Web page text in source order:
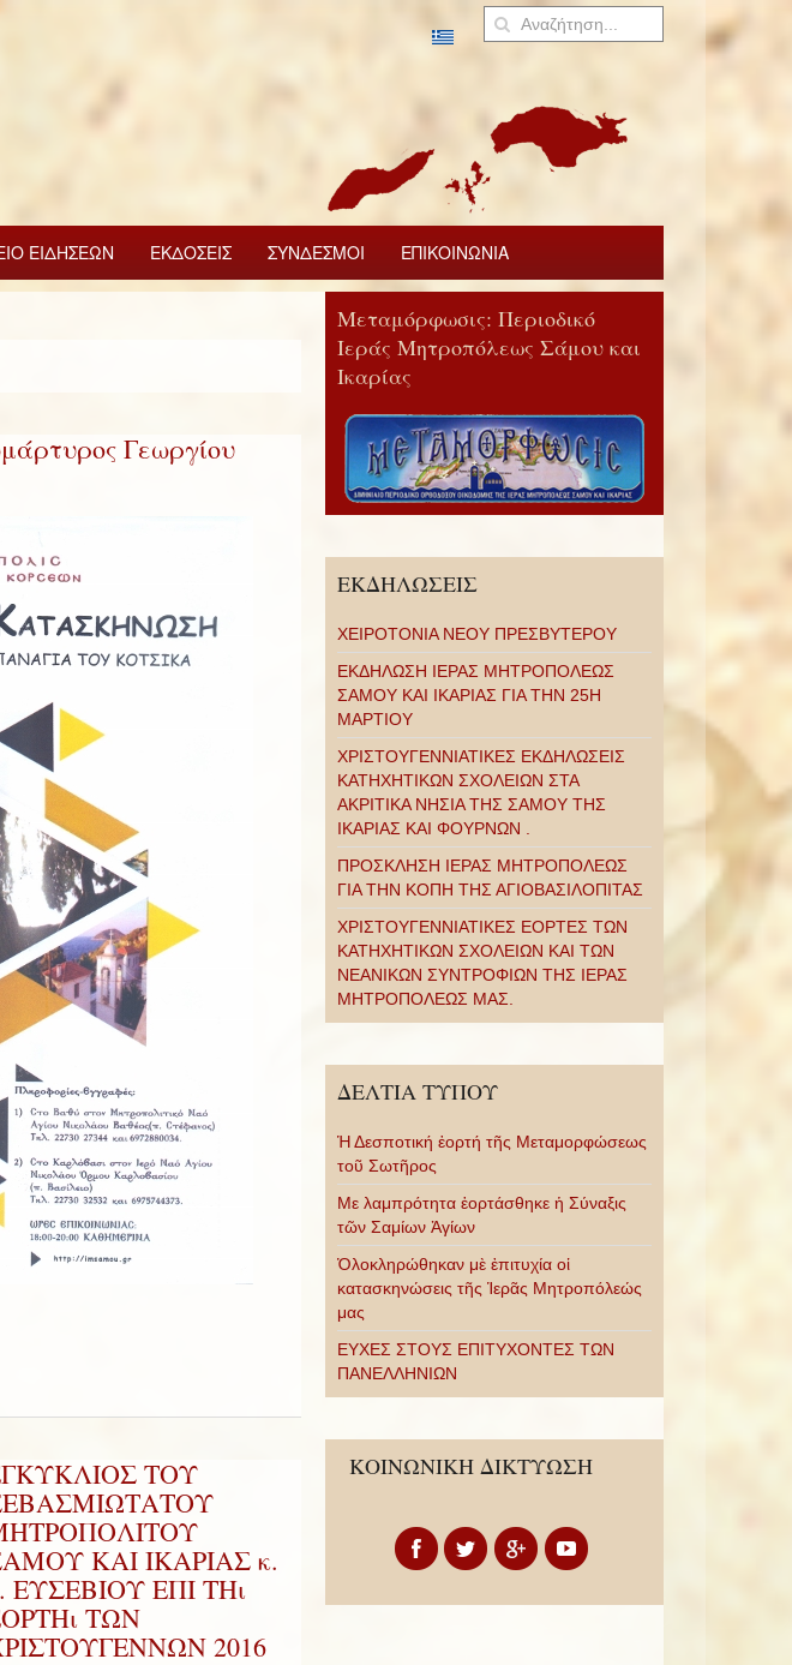
ΕΙΔΗΣΕΩΝ ΕΚΔΟΣΕΙΣ ΣΥΝΔΕΣΜΟΙ ΕΠΙΚΟΙΝΩΝΙΑ
Γεωργίου
ΤΟΥ
ΚΑΙ ΙΚΑΡΙΑΣ κ.
ΕΥΣΕΒΙΟΥ ΕΠΙ ΤΗι
ΤΩΝ
2016
Μεταμόρφωσις: Περιοδικό
Ιεράς Μητροπόλεως Σάμου και
Ικαρίας
ΕΚΔΗΛΩΣΕΙΣ
ΧΕΙΡΟΤΟΝΙΑ ΝΕΟΥ ΠΡΕΣΒΥΤΕΡΟΥ
ΕΚΔΗΛΩΣΗ ΙΕΡΑΣ ΜΗΤΡΟΠΟΛΕΩΣ
ΣΑΜΟΥ ΚΑΙ ΙΚΑΡΙΑΣ ΓΙΑ ΤΗΝ 25Η
ΜΑΡΤΙΟΥ
ΧΡΙΣΤΟΥΓΕΝΝΙΑΤΙΚΕΣ ΕΚΔΗΛΩΣΕΙΣ
ΚΑΤΗΧΗΤΙΚΩΝ ΣΧΟΛΕΙΩΝ ΣΤΑ
ΑΚΡΙΤΙΚΑ ΝΗΣΙΑ ΤΗΣ ΣΑΜΟΥ ΤΗΣ
ΙΚΑΡΙΑΣ ΚΑΙ ΦΟΥΡΝΩΝ .
ΠΡΟΣΚΛΗΣΗ ΙΕΡΑΣ ΜΗΤΡΟΠΟΛΕΩΣ
ΓΙΑ ΤΗΝ ΚΟΠΗ ΤΗΣ ΑΓΙΟΒΑΣΙΛΟΠΙΤΑΣ
ΧΡΙΣΤΟΥΓΕΝΝΙΑΤΙΚΕΣ ΕΟΡΤΕΣ ΤΩΝ
ΚΑΤΗΧΗΤΙΚΩΝ ΣΧΟΛΕΙΩΝ ΚΑΙ ΤΩΝ
ΝΕΑΝΙΚΩΝ ΣΥΝΤΡΟΦΙΩΝ ΤΗΣ ΙΕΡΑΣ
ΜΗΤΡΟΠΟΛΕΩΣ ΜΑΣ.
ΔΕΛΤΙΑ ΤΥΠΟΥ
Ἡ Δεσποτική ἑορτή τῆς Μεταμορφώσεως
τοῦ Σωτῆρος
Με λαμπρότητα ἑορτάσθηκε ἡ Σύναξις
τῶν Σαμίων Ἁγίων
Ὁλοκληρώθηκαν μὲ ἐπιτυχία οἱ
κατασκηνώσεις τῆς Ἱερᾶς Μητροπόλεώς
μας
ΕΥΧΕΣ ΣΤΟΥΣ ΕΠΙΤΥΧΟΝΤΕΣ ΤΩΝ
ΠΑΝΕΛΛΗΝΙΩΝ
ΚΟΙΝΩΝΙΚΗ ΔΙΚΤΥΩΣΗ